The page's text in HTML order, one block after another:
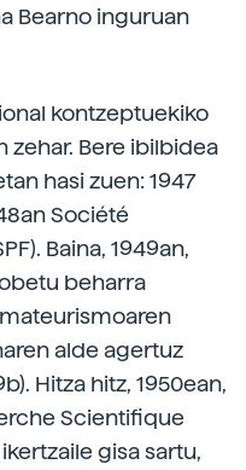
Bearno inguruan
kontzeptuekiko
zehar. Bere ibilbidea
hasi zuen: 1947
Société
Baina, 1949an,
beharra
alde agertuz
Hitza hitz, 1950ean,
Scientifique
gisa sartu,